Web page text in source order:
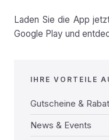
Laden Sie die App
Google Play und
IHRE VORTEILE
Gutscheine &
News & Events